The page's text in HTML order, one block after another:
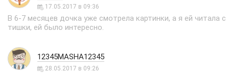
17.05.2017 в 09:36
В 6-7 месяцев дочка уже смотрела картинки, а я ей читала с
тишки, ей было интересно.
12345MASHA12345
28.05.2017 в 09:26